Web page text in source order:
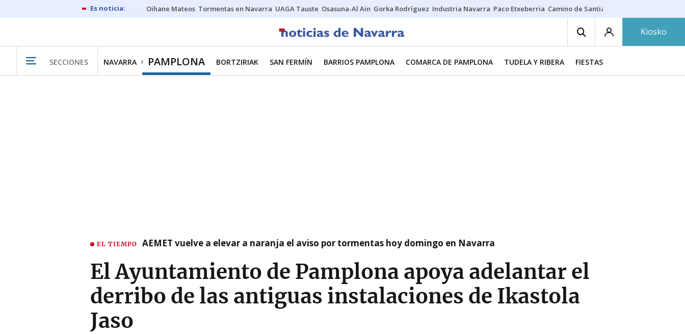
Oihane Mateos Tormentas en Navarra UAGA Tauste Osasuna-Al Ain Gorka Rodríguez Industria Navarra Paco Etxeberria Camino de Santiago
Kiosko
SECCIONES NAVARRA PAMPLONA BORTZIRIAK SAN FERMÍN BARRIOS PAMPLONA COMARCA DE PAMPLONA TUDELA Y RIBERA FIESTAS
EL TIEMPO AEMET vuelve a elevar a naranja el aviso por tormentas hoy domingo en Navarra
El Ayuntamiento de Pamplona apoya adelantar el
derribo de las antiguas instalaciones de Ikastola
Jaso